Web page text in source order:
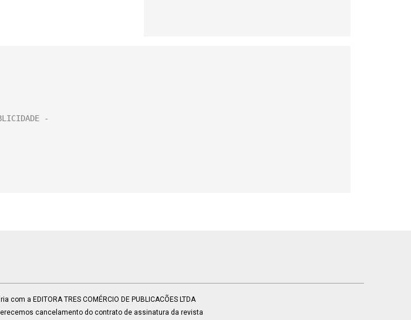
a EDITORA TRES COMÉRCIO DE PUBLICACÕES LTDA
cancelamento do contrato de assinatura da revista